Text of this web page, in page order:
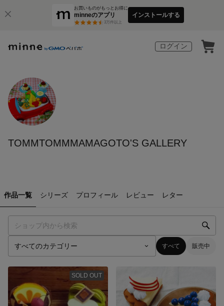
お買いものがもっとお得に
minneのアプリ
3万件以上
インストールする
ログイン
TOMMTOMMMAMAGOTO'S GALLERY
作品一覧 シリーズ プロフィール レビュー レター
すべて 販売中
SOLD OUT